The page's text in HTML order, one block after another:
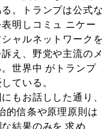
。トランプは公式な
明しコミュ ニケー
ャルネットワークを
え、野党や主流のメ
世界中 がトランプ
ている。
もお話しした通り、
的信条や原理原則は
結果のみを 求め